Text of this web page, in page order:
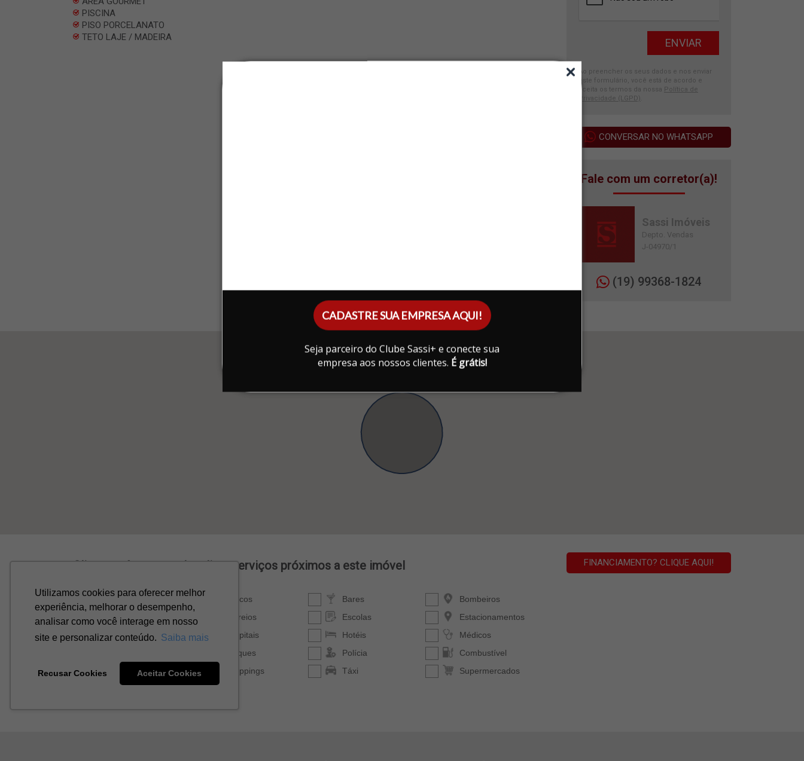
CADASTRE SUA EMPRESA AQUI!
Seja parceiro do Clube Sassi+ e conecte sua
empresa aos nossos clientes. É grátis!
PISCINA
PISO PORCELANATO
TETO LAJE / MADEIRA
Ao preencher os seus dados e nos enviar
este formulário, você está de acordo e
aceita os termos da nossa
Política de
Privacidade (LGPD)
CONVERSAR NO WHATSAPP
Fale com um corretor(a)!
Sassi Imóveis
Depto. Vendas
J-04970/1
(19) 99368-1824